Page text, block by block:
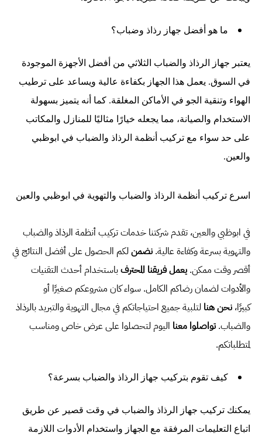
ما هو أفضل جهاز رذاذ وضباب؟
يعتبر جهاز الرذاذ والضباب الثلاثي من أفضل الأجهزة الموجودة
في السوق. يعمل هذا الجهاز بكفاءة عالية ويساعد على ترطيب
الهواء وتنقية الجو في الأماكن المغلقة. كما أنه يتميز بسهولة
الاستخدام والصيانة، مما يجعله خيارًا مثاليًا للمنازل والمكاتب
على حد سواء مع تركيب أنظمة الرذاذ والضباب في ابوظبي
والعين.
اسرع تركيب أنظمة الرذاذ والضباب والتهوية في ابوظبي والعين
في ابوظبي والعين، تقدم شركتنا خدمات تركيب أنظمة الرذاذ والضباب
والتهوية بسرعة وكفاءة عالية. نضمنلكم الحصول على أفضل النتائج في
أقصر وقت ممكن. يعمل فريقنا المحترفباستخدام أحدث التقنيات
والأدوات لضمان رضاكم الكامل. سواء كان مشروعكم صغيرًا أو
كبيرًا، نحن هنا لتلبية جميع احتياجاتكم في مجال التهوية والتبريد بالرذاذ
والضباب. تواصلوا معنا اليوم لتحصلوا على عرض خاص ومناسب
لمتطلباتكم.
كيف تقوم بتركيب جهاز الرذاذ والضباب بسرعة؟
يمكنك تركيب جهاز الرذاذ والضباب في وقت قصير عن طريق
اتباع التعليمات المرفقة مع الجهاز واستخدام الأدوات اللازمة